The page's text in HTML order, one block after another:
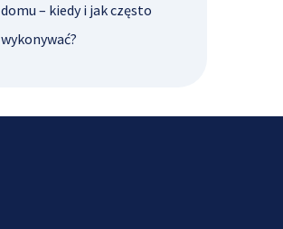
domu – kiedy i jak często
wykonywać?